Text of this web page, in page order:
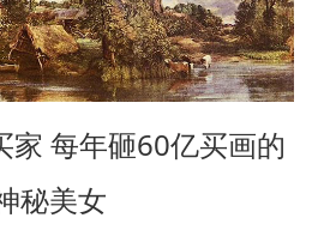
家 每年砸60亿买画的
秘美女